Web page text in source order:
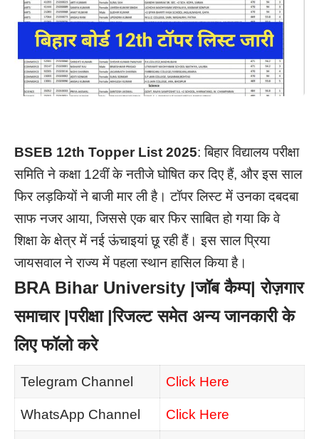
BSEB 12th Topper List 2025: बिहार विद्यालय परीक्षा
समिति ने कक्षा 12वीं के नतीजे घोषित कर दिए हैं, और इस साल
फिर लड़कियों ने बाजी मार ली है। टॉपर लिस्ट में उनका दबदबा
साफ नजर आया, जिससे एक बार फिर साबित हो गया कि वे
शिक्षा के क्षेत्र में नई ऊंचाइयां छू रही हैं। इस साल प्रिया
जायसवाल ने राज्य में पहला स्थान हासिल किया है।
BRA Bihar University |जॉब कैम्प| रोज़गार
समाचार |परीक्षा |रिजल्ट समेत अन्य जानकारी के
लिए फॉलो करे
Telegram Channel Click Here
WhatsApp Channel Click Here